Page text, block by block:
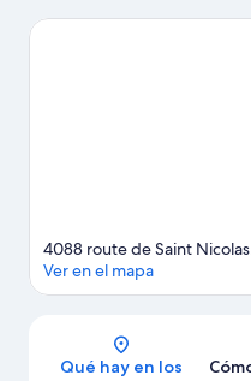
Montaña Aiguille du Midi y
4088 route de Saint
Ver en el mapa
Qué hay en los